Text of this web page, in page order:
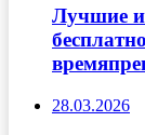
Лучшие
28.03.2026